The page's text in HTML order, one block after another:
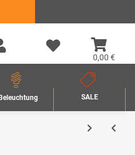
0,00 €
Beleuchtung SALE